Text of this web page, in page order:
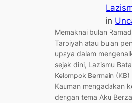
in
Memaknai bulan
Tarbiyah atau bulan
upaya dalam
sejak dini, Lazismu
Kelompok Bermain
Kauman mengadakan
dengan tema Aku